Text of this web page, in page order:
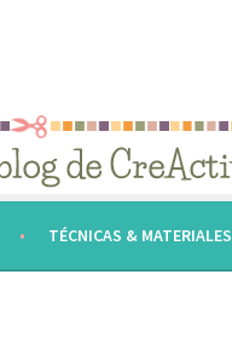
TÉCNICAS & MATERIALES